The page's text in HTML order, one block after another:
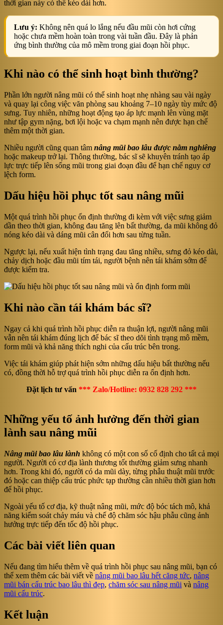
thời gian này có thể kéo dài hơn.
Lưu ý: Không nên quá lo lắng nếu đầu mũi còn hơi cứng
hoặc chưa mềm hoàn toàn trong vài tuần đầu. Đây là phản
ứng bình thường của mô mềm trong giai đoạn hồi phục.
Khi nào có thể sinh hoạt bình thường?
Phần lớn người nâng mũi có thể sinh hoạt nhẹ nhàng sau vài ngày
và quay lại công việc văn phòng sau khoảng 7–10 ngày tùy mức độ
sưng. Tuy nhiên, những hoạt động tạo áp lực mạnh lên vùng mặt
như tập gym nặng, bơi lội hoặc va chạm mạnh nên được hạn chế
thêm một thời gian.
Nhiều người cũng quan tâm nâng mũi bao lâu được nằm nghiêng
hoặc makeup trở lại. Thông thường, bác sĩ sẽ khuyên tránh tạo áp
lực trực tiếp lên sống mũi trong giai đoạn đầu để hạn chế nguy cơ
lệch form.
Dấu hiệu hồi phục tốt sau nâng mũi
Một quá trình hồi phục ổn định thường đi kèm với việc sưng giảm
dần theo thời gian, không đau tăng lên bất thường, da mũi không đỏ
nóng kéo dài và dáng mũi cân đối hơn sau từng tuần.
Ngược lại, nếu xuất hiện tình trạng đau tăng nhiều, sưng đỏ kéo dài,
chảy dịch hoặc đầu mũi tím tái, người bệnh nên tái khám sớm để
được kiểm tra.
Khi nào cần tái khám bác sĩ?
Ngay cả khi quá trình hồi phục diễn ra thuận lợi, người nâng mũi
vẫn nên tái khám đúng lịch để bác sĩ theo dõi tình trạng mô mềm,
form mũi và khả năng thích nghi của cấu trúc bên trong.
Việc tái khám giúp phát hiện sớm những dấu hiệu bất thường nếu
có, đồng thời hỗ trợ quá trình hồi phục diễn ra ổn định hơn.
Đặt lịch tư vấn *** Zalo/Hotline: 0932 828 292 ***
Những yếu tố ảnh hưởng đến thời gian
lành sau nâng mũi
Nâng mũi bao lâu lành không có một con số cố định cho tất cả mọi
người. Người có cơ địa lành thương tốt thường giảm sưng nhanh
hơn. Trong khi đó, người có da mũi dày, từng phẫu thuật mũi trước
đó hoặc can thiệp cấu trúc phức tạp thường cần nhiều thời gian hơn
để hồi phục.
Ngoài yếu tố cơ địa, kỹ thuật nâng mũi, mức độ bóc tách mô, khả
năng kiểm soát chảy máu và chế độ chăm sóc hậu phẫu cũng ảnh
hưởng trực tiếp đến tốc độ hồi phục.
Các bài viết liên quan
Nếu đang tìm hiểu thêm về quá trình hồi phục sau nâng mũi, bạn có
thể xem thêm các bài viết về nâng mũi bao lâu hết căng tức, nâng
mũi bán cấu trúc bao lâu thì đẹp, chăm sóc sau nâng mũi và nâng
mũi cấu trúc.
Kết luận